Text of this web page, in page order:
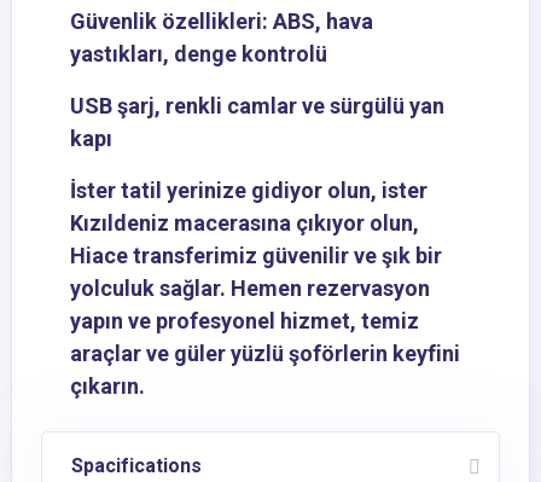
Güvenlik özellikleri: ABS, hava
yastıkları, denge kontrolü
USB şarj, renkli camlar ve sürgülü yan
kapı
İster tatil yerinize gidiyor olun, ister
Kızıldeniz macerasına çıkıyor olun,
Hiace transferimiz güvenilir ve şık bir
yolculuk sağlar. Hemen rezervasyon
yapın ve profesyonel hizmet, temiz
araçlar ve güler yüzlü şoförlerin keyfini
çıkarın.
Spacifications